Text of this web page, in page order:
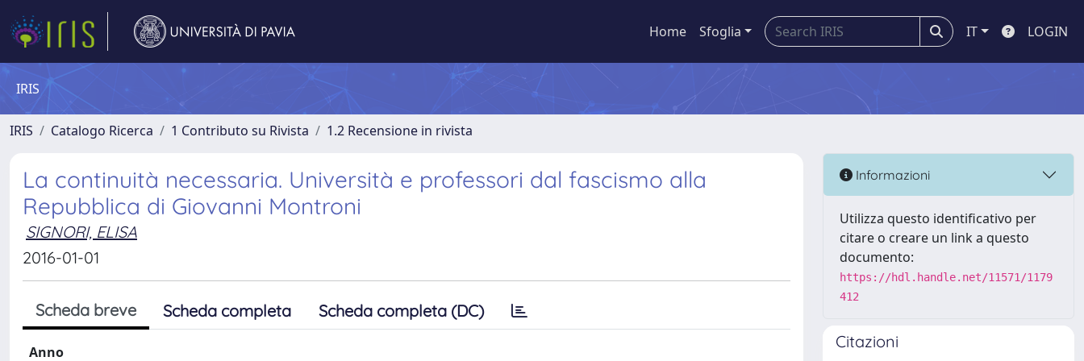
Home Sfoglia IT LOGIN
IRIS
IRIS Catalogo Ricerca 1 Contributo su Rivista 1.2 Recensione in rivista
La continuità necessaria. Università e professori dal fascismo alla
Repubblica di Giovanni Montroni
SIGNORI, ELISA
2016-01-01
Scheda breve Scheda completa Scheda completa (DC)
Anno
Informazioni
Utilizza questo identificativo per
citare o creare un link a questo
documento:
https://hdl.handle.net/11571/1179
412
Citazioni